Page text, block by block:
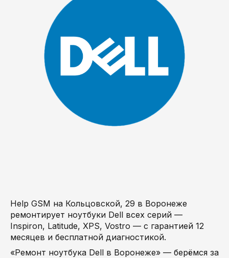
Help GSM на Кольцовской, 29 в Воронеже
ремонтирует ноутбуки Dell всех серий —
Inspiron, Latitude, XPS, Vostro — с гарантией 12
месяцев и бесплатной диагностикой.
«Ремонт ноутбука Dell в Воронеже» — берёмся за